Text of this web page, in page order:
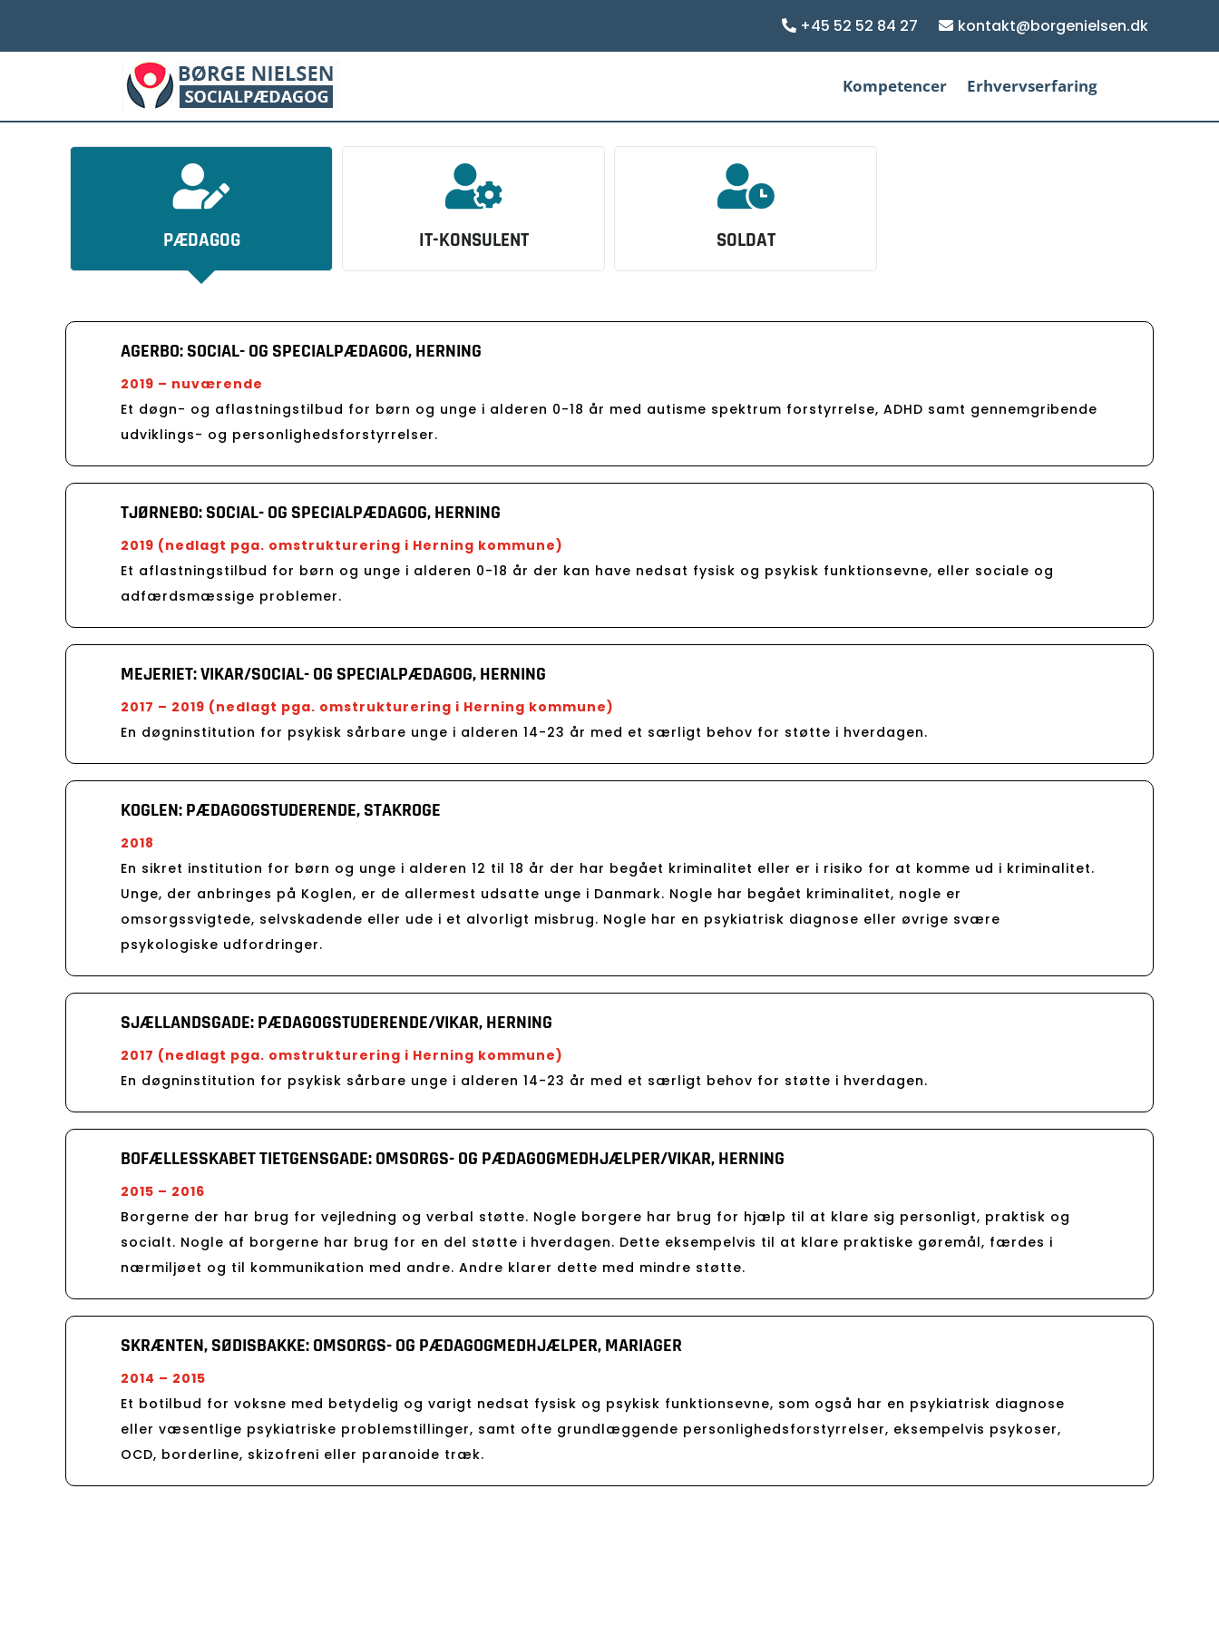
+45 52 52 84 27 kontakt@borgenielsen.dk
Kompetencer Erhvervserfaring
AGERBO: SOCIAL- OG SPECIALPÆDAGOG, HERNING
2019 – nuværende
Et døgn- og aflastningstilbud for børn og unge i alderen 0-18 år med autisme spektrum forstyrrelse, ADHD samt gennemgribende
udviklings- og personlighedsforstyrrelser.
TJØRNEBO: SOCIAL- OG SPECIALPÆDAGOG, HERNING
2019 (nedlagt pga. omstrukturering i Herning kommune)
Et aflastningstilbud for børn og unge i alderen 0-18 år der kan have nedsat fysisk og psykisk funktionsevne, eller sociale og
adfærdsmæssige problemer.
MEJERIET: VIKAR/SOCIAL- OG SPECIALPÆDAGOG, HERNING
2017 – 2019 (nedlagt pga. omstrukturering i Herning kommune)
En døgninstitution for psykisk sårbare unge i alderen 14-23 år med et særligt behov for støtte i hverdagen.
KOGLEN: PÆDAGOGSTUDERENDE, STAKROGE
2018
En sikret institution for børn og unge i alderen 12 til 18 år der har begået kriminalitet eller er i risiko for at komme ud i kriminalitet.
Unge, der anbringes på Koglen, er de allermest udsatte unge i Danmark. Nogle har begået kriminalitet, nogle er
omsorgssvigtede, selvskadende eller ude i et alvorligt misbrug. Nogle har en psykiatrisk diagnose eller øvrige svære
psykologiske udfordringer.
SJÆLLANDSGADE: PÆDAGOGSTUDERENDE/VIKAR, HERNING
2017 (nedlagt pga. omstrukturering i Herning kommune)
En døgninstitution for psykisk sårbare unge i alderen 14-23 år med et særligt behov for støtte i hverdagen.
BOFÆLLESSKABET TIETGENSGADE: OMSORGS- OG PÆDAGOGMEDHJÆLPER/VIKAR, HERNING
2015 – 2016
Borgerne der har brug for vejledning og verbal støtte. Nogle borgere har brug for hjælp til at klare sig personligt, praktisk og
socialt. Nogle af borgerne har brug for en del støtte i hverdagen. Dette eksempelvis til at klare praktiske gøremål, færdes i
nærmiljøet og til kommunikation med andre. Andre klarer dette med mindre støtte.
SKRÆNTEN, SØDISBAKKE: OMSORGS- OG PÆDAGOGMEDHJÆLPER, MARIAGER
2014 – 2015
Et botilbud for voksne med betydelig og varigt nedsat fysisk og psykisk funktionsevne, som også har en psykiatrisk diagnose
eller væsentlige psykiatriske problemstillinger, samt ofte grundlæggende personlighedsforstyrrelser, eksempelvis psykoser,
OCD, borderline, skizofreni eller paranoide træk.

PÆDAGOG

IT-KONSULENT

SOLDAT